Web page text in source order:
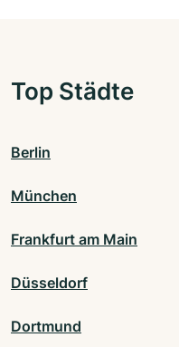
Top Städte
Berlin
München
Frankfurt am Main
Düsseldorf
Dortmund